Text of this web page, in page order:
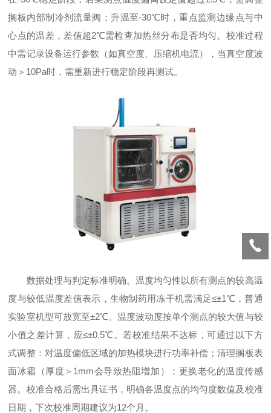
搁板内部制冷剂流量阀；升温至-30℃时，重点监测边缘点与中
心点的温差，差值超2℃需检查加热丝分布是否均匀。校准过程
中需记录设备运行参数（如真空度、压缩机电流），当真空度波
动＞10Pa时，需重新进行稳定阶段再测试。
数据处理与判定标准明确。温度均匀性以所有测点的较高温
度与较低温度差值表示，生物制药用冻干机需满足≤±1℃，普通
实验室机型可放宽至±2℃。温度波动度按单个测点的较大值与较
小值之差计算，应≤±0.5℃。若校准结果不达标，可通过以下方
式调整：对温度偏低区域的加热模块进行功率补偿；清理搁板表
面冰霜（厚度＞1mm会导致热阻增加）；更换老化的温度传感
器。校准合格后需出具证书，明确各温度点的均匀度数值及校准
日期，下次校准周期建议为12个月。